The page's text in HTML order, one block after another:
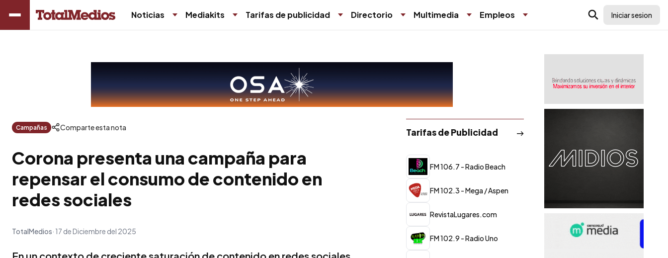
Noticias Mediakits Tarifas de publicidad Directorio Multimedia Empleos Iniciar sesion
Campañas Comparte esta nota
Corona presenta una campaña para
repensar el consumo de contenido en
redes sociales
TotalMedios 17 de Diciembre del 2025
Tarifas de Publicidad
FM 106.7 - Radio Beach
FM 102.3 - Mega / Aspen
RevistaLugares.com
FM 102.9 - Radio Uno